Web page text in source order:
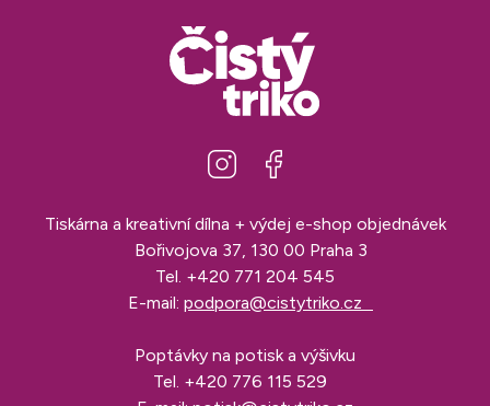
Tiskárna a kreativní dílna + výdej e-shop objednávek
Bořivojova 37, 130 00 Praha 3
Tel. +420 771 204 545
E-mail: podpora@cistytriko.cz
Poptávky na potisk a výšivku
Tel. +420 776 115 529